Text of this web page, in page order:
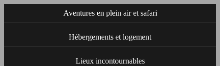
Aventures en plein air et safari
Hébergements et logement
Lieux incontournables